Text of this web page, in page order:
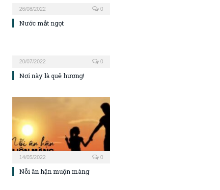
26/08/2022 0
Nước mắt ngọt
20/07/2022 0
Nơi này là quê hương!
14/05/2022 0
Nỗi ân hận muộn màng